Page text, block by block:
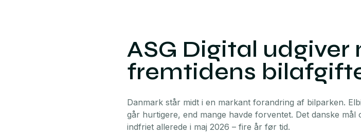
ASG Digital
fremtidens
Danmark står midt i en markant forandring af bilparken.
går hurtigere, end mange havde forventet. Det danske
indfriet allerede i maj 2026 – fire år før tid.